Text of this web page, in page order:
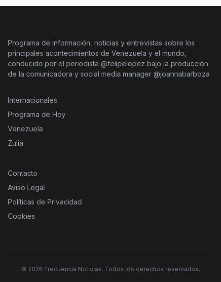
Programa de información, noticias y entrevistas sobre los
principales acontecimientos de Venezuela y el mundo,
conducido por el periodista @felipelopez bajo la producción
de la comunicadora y social media manager @joannabarboza
Internacionales
Programa de Hoy
Venezuela
Zulia
Contacto
Aviso Legal
Políticas de Privacidad
Cookies
© 2026 Frecuencia Noticias. Todos los derechos reservados.